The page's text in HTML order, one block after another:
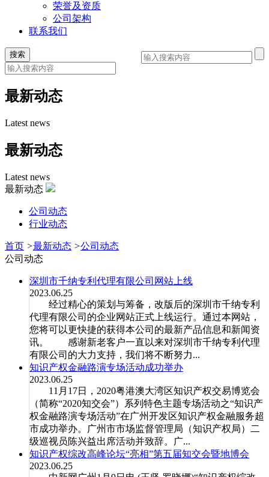
荣誉及资质
公司架构
联系我们
最新动态
Latest news
最新动态
Latest news
最新动态
公司动态
行业动态
首页 >最新动态 >公司动态
公司动态
深圳市千纳专利代理有限公司网站上线
2023.06.25
经过精心的策划与筹备，改版后的深圳市千纳专利
代理有限公司的企业网站正式上线运行。通过本网站，
您将可以更快捷的获得本公司的最新产品信息和新闻资
讯。 感谢新老客户一直以来对深圳市千纳专利代理
有限公司的大力支持，我们将不断努力...
知识产权金融路演专场活动成功举办
2023.06.25
11月17日，2020粤港澳大湾区知识产权交易博览会
（简称“2020知交会”）系列特色主题专场活动之“知识产
权金融路演专场活动”在广州开发区知识产权金融服务超
市成功举办。广州市市场监督管理局（知识产权局）二
级巡视员陈兴益出席活动并致辞。广...
知识产权综改高峰论坛“亮相”第五届知交会暨地博会
2023.06.25